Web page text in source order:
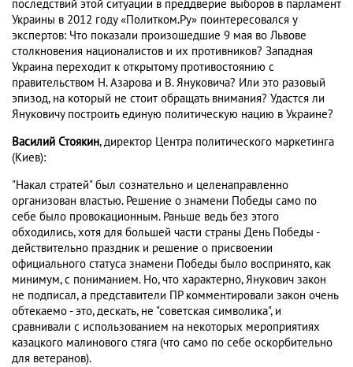
последствий этой ситуации в преддверие выборов в парламент
Украины в 2012 году «Политком.Ру» поинтересовался у
экспертов: Что показали произошедшие 9 мая во Львове
столкновения националистов и их противников? Западная
Украина переходит к открытому противостоянию с
правительством Н. Азарова и В. Януковича? Или это разовый
эпизод, на который не стоит обращать внимания? Удастся ли
Януковичу построить единую политическую нацию в Украине?
Василий Стоякин, директор Центра политического маркетинга
(Киев):
"Накал стратей" был сознательно и целенаправленно
организован властью. Решение о знамени Победы само по
себе было провокационным. Раньше ведь без этого
обходились, хотя для большей части страны День Победы -
действительно праздник и решение о присвоении
официального статуса знамени Победы было воспринято, как
минимум, с пониманием. Но, что характерно, Янукович закон
не подписал, а представители ПР комментировали закон очень
обтекаемо - это, дескать, не "советская символика", и
сравнивали с использованием на некоторых мероприятиях
казацкого малинового стяга (что само по себе оскорбительно
для ветеранов).